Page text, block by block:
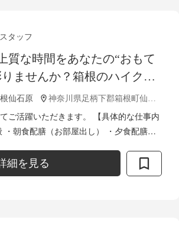
タッフ
質な時間をあなたの“おもて
ませんか？箱根のハイクラ
ービススタッフを募集！
仙石原 神奈川県足柄下郡箱根町仙石原817‐360
ただきます。 【具体的な仕事内
・朝食配膳（お部屋出し） ・夕食配膳
細を見る